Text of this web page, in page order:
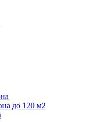
до 120 м2